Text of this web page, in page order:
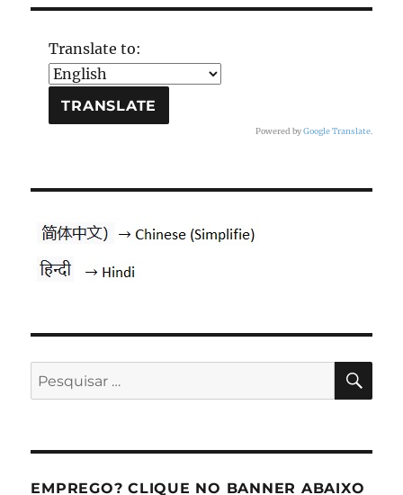
Translate to:
Powered byGoogle Translate.
Pesquisar
por:
EMPREGO? CLIQUE NO BANNER ABAIXO